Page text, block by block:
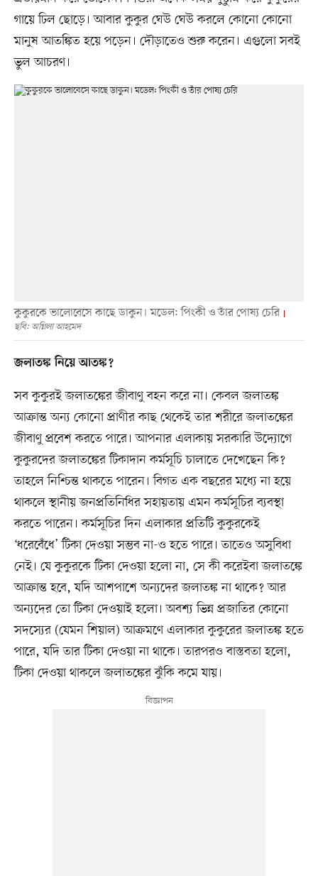
গায়ে ঢিল ছোড়ে। আবার কুকুর ঘেউ ঘেউ করলে কোনো কোনো
মানুষ আতঙ্কিত হয়ে পড়েন। দৌড়াতেও শুরু করেন। এগুলো সবই
ভুল আচরণ।
কুকুরকে ভালোবেসে কাছে ডাকুন। মডেল: পিংকী ও তাঁর পোষ্য চেরি
ছবি: অগ্নিলা আহমেদ
জলাতঙ্ক নিয়ে আতঙ্ক?
সব কুকুরই জলাতঙ্কের জীবাণু বহন করে না। কেবল জলাতঙ্ক
আক্রান্ত অন্য কোনো প্রাণীর কাছ থেকেই তার শরীরে জলাতঙ্কের
জীবাণু প্রবেশ করতে পারে। আপনার এলাকায় সরকারি উদ্যোগে
কুকুরদের জলাতঙ্কের টিকাদান কর্মসূচি চালাতে দেখেছেন কি?
তাহলে নিশ্চিন্ত থাকতে পারেন। বিগত এক বছরের মধ্যে না হয়ে
থাকলে স্থানীয় জনপ্রতিনিধির সহায়তায় এমন কর্মসূচির ব্যবস্থা
করতে পারেন। কর্মসূচির দিন এলাকার প্রতিটি কুকুরকেই
‘ধরেবেঁধে’ টিকা দেওয়া সম্ভব না-ও হতে পারে। তাতেও অসুবিধা
নেই। যে কুকুরকে টিকা দেওয়া হলো না, সে কী করেইবা জলাতঙ্কে
আক্রান্ত হবে, যদি আশপাশে অন্যদের জলাতঙ্ক না থাকে? আর
অন্যদের তো টিকা দেওয়াই হলো। অবশ্য ভিন্ন প্রজাতির কোনো
সদস্যের (যেমন শিয়াল) আক্রমণে এলাকার কুকুরের জলাতঙ্ক হতে
পারে, যদি তার টিকা দেওয়া না থাকে। তারপরও বাস্তবতা হলো,
টিকা দেওয়া থাকলে জলাতঙ্কের ঝুঁকি কমে যায়।